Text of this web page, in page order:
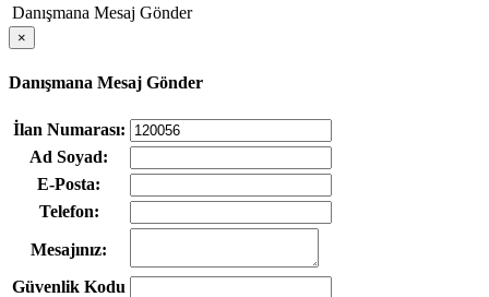
Danışmana Mesaj Gönder
×
Danışmana Mesaj Gönder
İlan Numarası:
Ad Soyad:
E-Posta:
Telefon:
Mesajınız:
Güvenlik Kodu